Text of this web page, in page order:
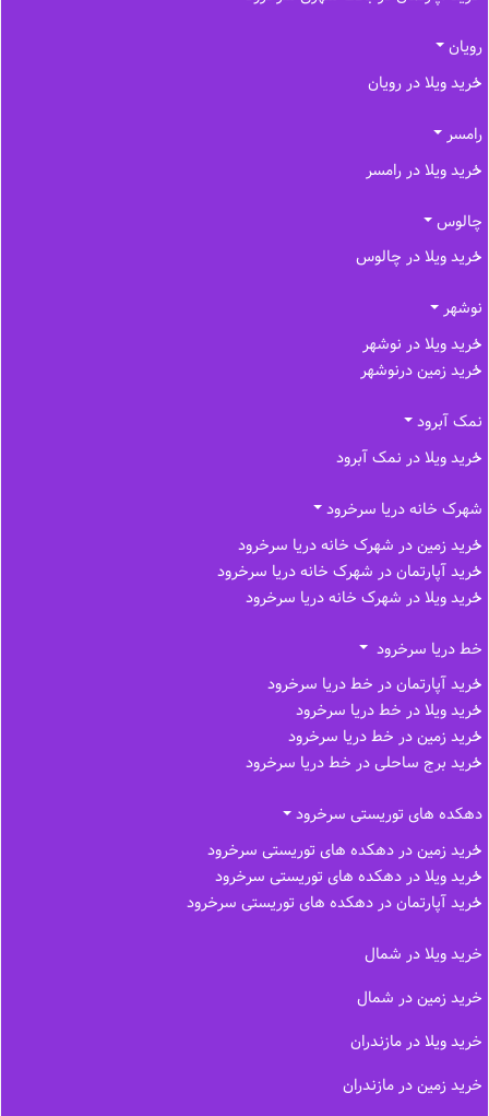
رویان
خرید ویلا در رویان
رامسر
خرید ویلا در رامسر
چالوس
خرید ویلا در چالوس
نوشهر
خرید ویلا در نوشهر
خرید زمین درنوشهر
نمک آبرود
خرید ویلا در نمک آبرود
شهرک خانه دریا سرخرود
خرید زمین در شهرک خانه دریا سرخرود
خرید آپارتمان در شهرک خانه دریا سرخرود
خرید ویلا در شهرک خانه دریا سرخرود
خط دریا سرخرود
خرید آپارتمان در خط دریا سرخرود
خرید ویلا در خط دریا سرخرود
خرید زمین در خط دریا سرخرود
خرید برج ساحلی در خط‌ دریا سرخرود
دهکده های توریستی سرخرود
خرید زمین در دهکده های توریستی سرخرود
خرید ویلا در دهکده های توریستی سرخرود
خرید آپارتمان در دهکده های توریستی سرخرود
خرید ویلا در شمال
خرید زمین در شمال
خرید ویلا در مازندران
خرید زمین در مازندران